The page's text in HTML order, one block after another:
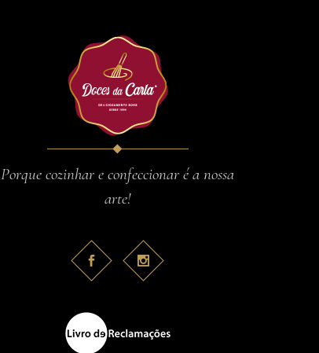
Porque cozinhar e confeccionar é a nossa
arte!